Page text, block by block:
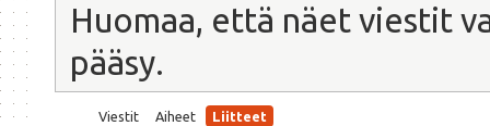
Huomaa, että näet viestit
pääsy.
Viestit Aiheet Liitteet